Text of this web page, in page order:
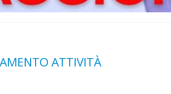
ATTIVITÀ